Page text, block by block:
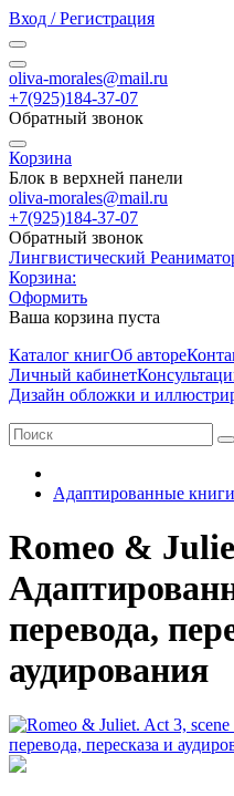
Вход / Регистрация
oliva-morales@mail.ru
+7(925)184-37-07
Обратный звонок
Корзина
Блок в верхней панели
oliva-morales@mail.ru
+7(925)184-37-07
Обратный звонок
Лингвистический
Корзина:
Оформить
Ваша корзина пуста
Каталог книгОб авторе
Личный кабинет
Дизайн обложки и
Адаптированные
Romeo &
перевода,
аудирования